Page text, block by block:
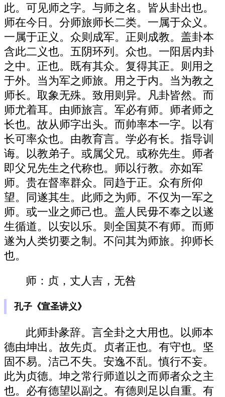
此。可见师之字。与师之名。皆从卦出也。
师在今日。分师旅师长二类。一属于众义。
一属于正义。众则成军。正则成教。盖卦本
含此二义也。五阴环列。众也。一阳居内卦
之中。正也。既有其众。复得其正。则用之
于外。当为军之师旅。用之于内。当为教之
师长。取象无殊。致用则异。凡卦皆然。而
师尤着耳。由师旅言。军必有师。师者师之
长也。故从师字出头。而帅率本一字。以有
长可率众也。由教育言。学必有长。指导训
诲。以教弟子。或属父兄。或称先生。师者
即父兄先生之代称也。师以行教。亦如军
师。贵在督率群众。同趋于正。众有所仰
望。同遂其生。此师之为师。不仅为一军之
师。或一业之师己也。盖人民毋不奉之以遂
生循道。以安以乐。则全国莫不有师。而师
遂为人类切要之制。不问其为师旅。抑师长
也。
师：贞，丈人吉，无咎
孔子《宣圣讲义》
此师卦彖辞。言全卦之大用也。以师本
德由坤出。故先贞。贞者正也。有守也。坚
固不易。洁己不失。安逸不乱。慎行不妄。
此为贞德。坤之常行师道以之而师者众之主
也。必有德望以副之。有德则足以自重。有